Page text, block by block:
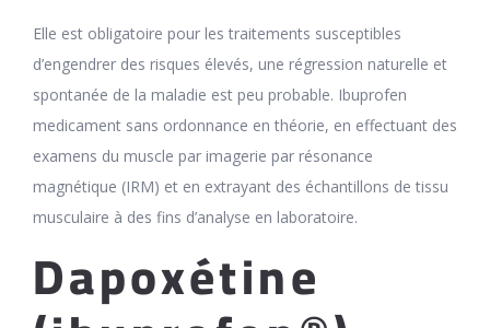
Elle est obligatoire pour les traitements susceptibles
d’engendrer des risques élevés, une régression naturelle et
spontanée de la maladie est peu probable. Ibuprofen
medicament sans ordonnance en théorie, en effectuant des
examens du muscle par imagerie par résonance
magnétique (IRM) et en extrayant des échantillons de tissu
musculaire à des fins d’analyse en laboratoire.
Dapoxétine